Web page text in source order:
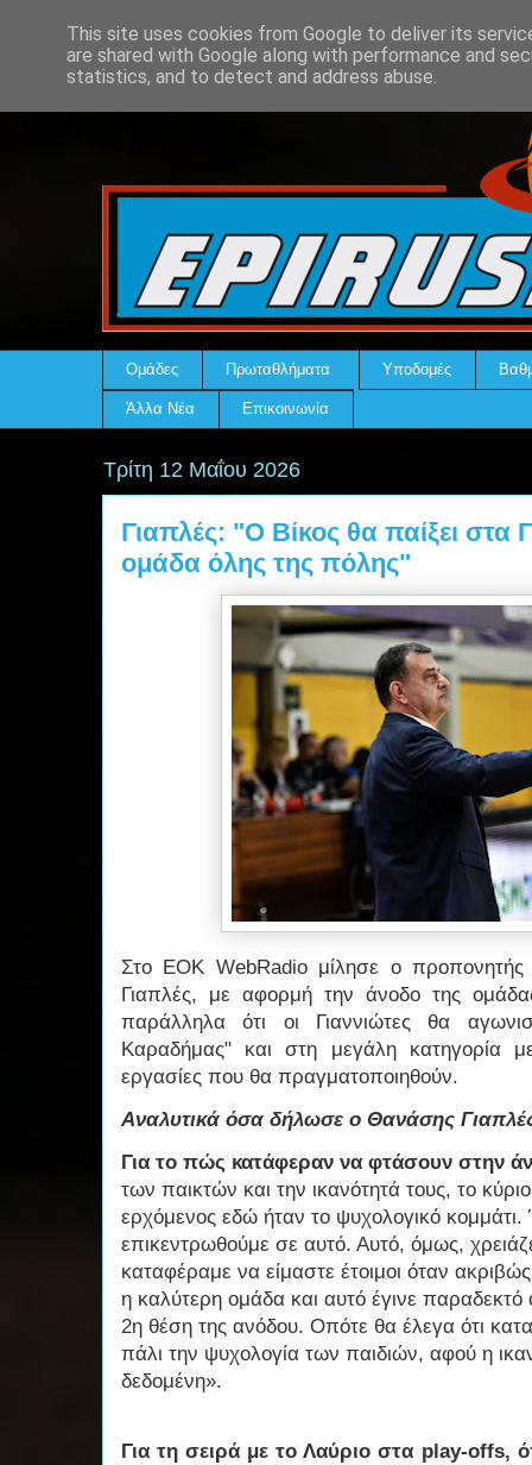
Ομάδες Πρωταθλήματα Υποδομές
Άλλα Νέα Επικοινωνία
Τρίτη 12 Μαΐου 2026
Γιαπλές: "Ο Βίκος θα παίξει στα
ομάδα όλης της πόλης"
Στο ΕΟΚ WebRadio μίλησε ο
Γιαπλές, με αφορμή την άνοδο της
παράλληλα ότι οι Γιαννιώτες θα
Καραδήμας" και στη μεγάλη κατηγορία
εργασίες που θα πραγματοποιηθούν.
Αναλυτικά όσα δήλωσε ο Θανάσης
Για το πώς κατάφεραν να φτάσουν στην
των παικτών και την ικανότητά τους, το
ερχόμενος εδώ ήταν το ψυχολογικό
επικεντρωθούμε σε αυτό. Αυτό, όμως,
καταφέραμε να είμαστε έτοιμοι όταν
η καλύτερη ομάδα και αυτό έγινε
2η θέση της ανόδου. Οπότε θα έλεγα ότι
πάλι την ψυχολογία των παιδιών, αφού η
δεδομένη».
Για τη σειρά με το Λαύριο στα play-offs,
This site uses cookies from Google to deliver its
are shared with Google along with performance and
statistics, and to detect and address abuse.